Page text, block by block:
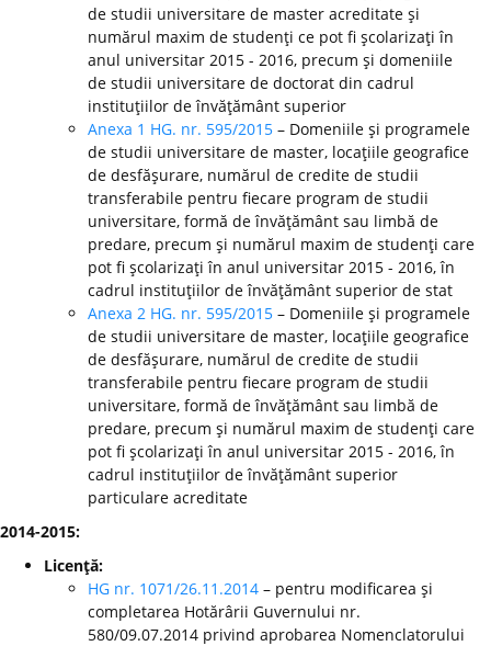
de studii universitare de master acreditate şi
numărul maxim de studenţi ce pot fi şcolarizaţi în
anul universitar 2015 - 2016, precum şi domeniile
de studii universitare de doctorat din cadrul
instituţiilor de învăţământ superior
Anexa 1 HG. nr. 595/2015 – Domeniile şi programele
de studii universitare de master, locaţiile geografice
de desfăşurare, numărul de credite de studii
transferabile pentru fiecare program de studii
universitare, formă de învăţământ sau limbă de
predare, precum şi numărul maxim de studenţi care
pot fi şcolarizaţi în anul universitar 2015 - 2016, în
cadrul instituţiilor de învăţământ superior de stat
Anexa 2 HG. nr. 595/2015 – Domeniile şi programele
de studii universitare de master, locaţiile geografice
de desfăşurare, numărul de credite de studii
transferabile pentru fiecare program de studii
universitare, formă de învăţământ sau limbă de
predare, precum şi numărul maxim de studenţi care
pot fi şcolarizaţi în anul universitar 2015 - 2016, în
cadrul instituţiilor de învăţământ superior
particulare acreditate
2014-2015:
Licenţă:
HG nr. 1071/26.11.2014 – pentru modificarea şi
completarea Hotărârii Guvernului nr.
580/09.07.2014 privind aprobarea Nomenclatorului